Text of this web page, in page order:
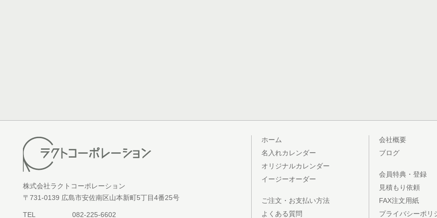
株式会社ラクトコーポレーション
〒731-0139 広島市安佐南区山本新町5丁目4番25号
TEL 082-225-6602
ホーム
名入れカレンダー
オリジナルカレンダー
イージーオーダー
ご注文・お支払い方法
よくある質問
会社概要
ブログ
会員特典・登録
見積もり依頼
FAX注文用紙
プライバシーポリ